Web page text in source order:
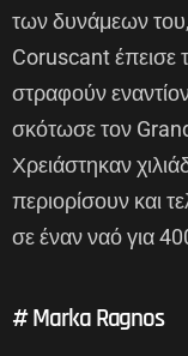
των δυνάμεων
Coruscant έπεισε
στραφούν
σκότωσε τον
Χρειάστηκαν
περιορίσουν και
σε έναν ναό για
# Marka Ragnos